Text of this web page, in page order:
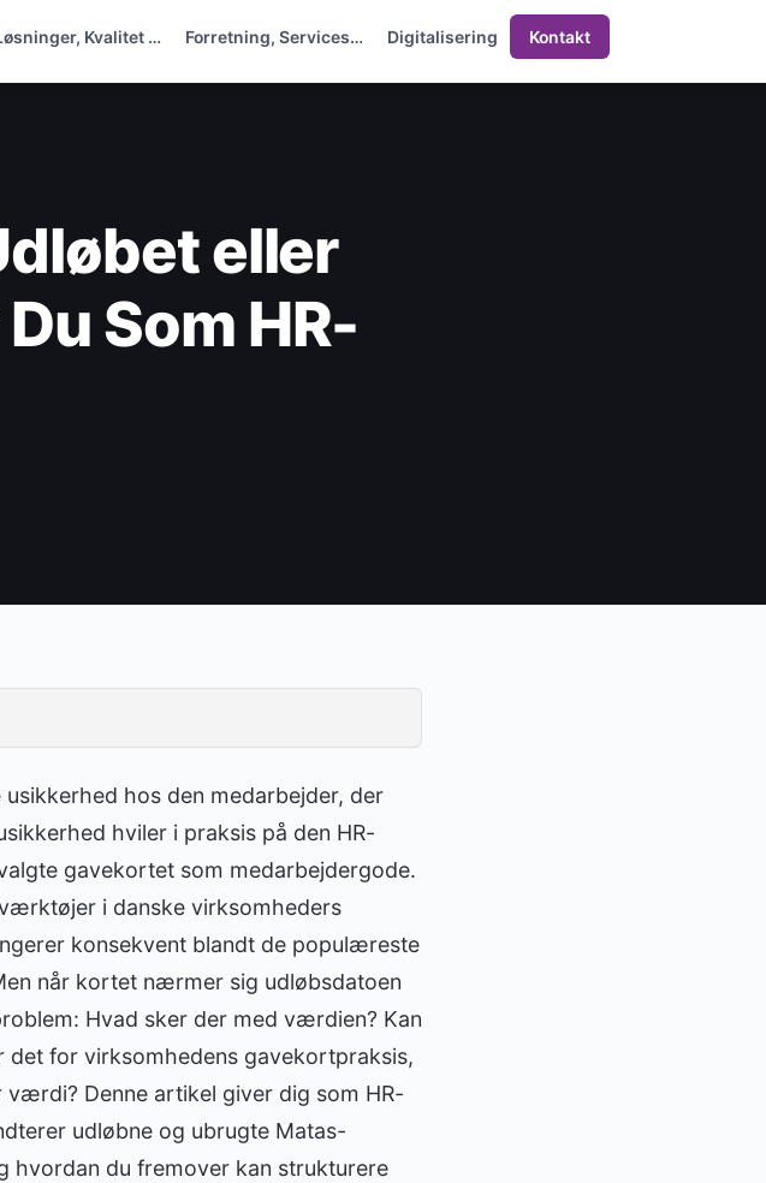
Kvalitet … Forretning, Services… Digitalisering Kontakt
eller
Som HR-
hos den medarbejder, der
hviler i praksis på den HR-
gavekortet som medarbejdergode.
i danske virksomheders
konsekvent blandt de populæreste
når kortet nærmer sig udløbsdatoen
Hvad sker der med værdien? Kan
det for virksomhedens gavekortpraksis,
Denne artikel giver dig som HR-
udløbne og ubrugte Matas-
hvordan du fremover kan strukturere